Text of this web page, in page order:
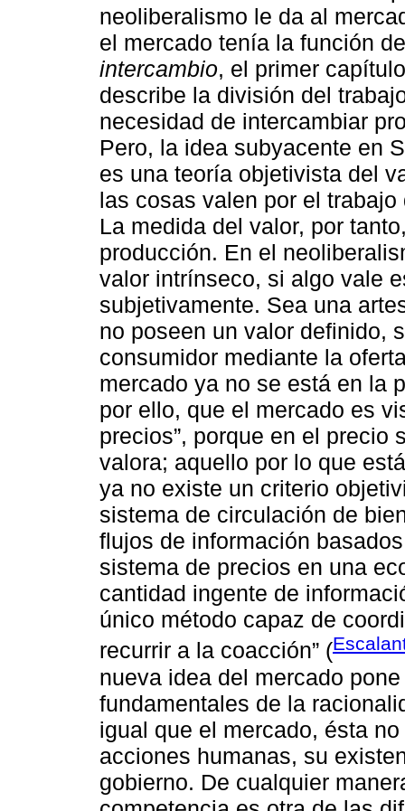
neoliberalismo le da al
el mercado tenía la función
intercambio, el primer
describe la división del
necesidad de intercambiar
Pero, la idea subyacente en
es una teoría objetivista del
las cosas valen por el
La medida del valor, por
producción. En el
valor intrínseco, si algo vale
subjetivamente. Sea una
no poseen un valor definido,
consumidor mediante la
mercado ya no se está en la
por ello, que el mercado es
precios”, porque en el precio
valora; aquello por lo que
ya no existe un criterio
sistema de circulación de
flujos de información
sistema de precios en una
cantidad ingente de
único método capaz de
recurrir a la coacción” (
nueva idea del mercado
fundamentales de la
igual que el mercado, ésta
acciones humanas, su
gobierno. De cualquier